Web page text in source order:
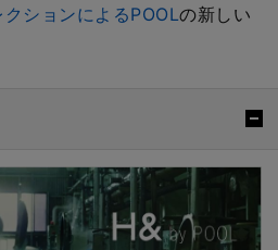
ションによるPOOLの新しい